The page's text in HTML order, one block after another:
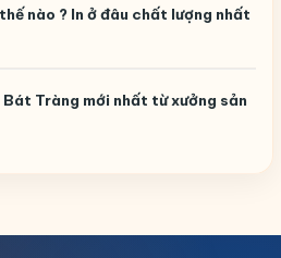
nào ? In ở đâu chất lượng nhất
Tràng mới nhất từ xưởng sản